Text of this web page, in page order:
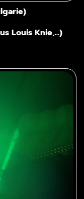
Louis Knie,...)